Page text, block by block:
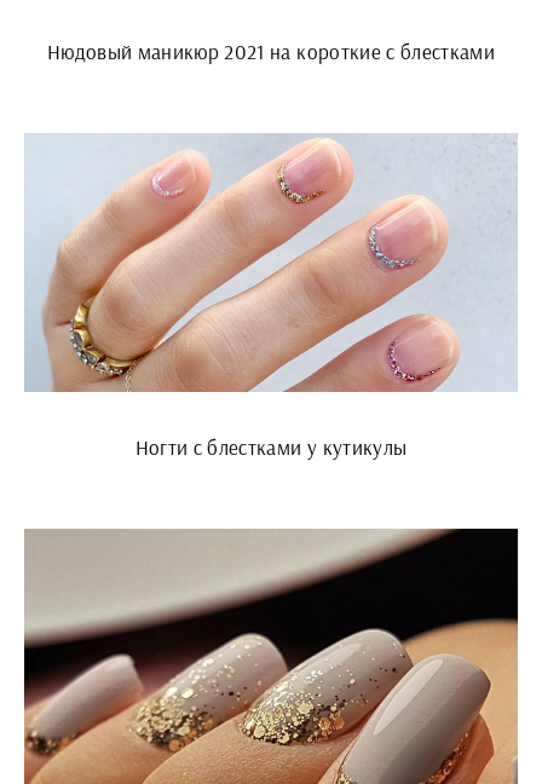
Нюдовый маникюр 2021 на короткие с блестками
Ногти с блестками у кутикулы